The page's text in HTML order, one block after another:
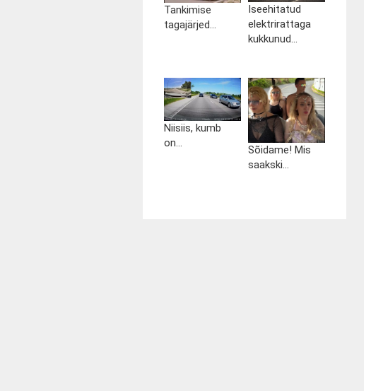
Tankimise
tagajärjed...
Iseehitatud
elektrirattaga
kukkunud...
Niisiis, kumb
on...
Sõidame! Mis
saakski...